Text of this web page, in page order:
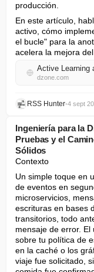
producción.
En este artículo,
activo, cómo
el bucle" para la
acelera la mejora
dzone.com
RSS Hunter•4 sept
Ingeniería para la
Pruebas y el
Sólidos
Contexto
Un simple toque en
de eventos en
microservicios,
escrituras en bases
transitorios, todo
mensaje de error.
sobre tu política de
en la caché o los
viaje fue solicitado,